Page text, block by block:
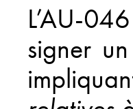
L’AU-
signer